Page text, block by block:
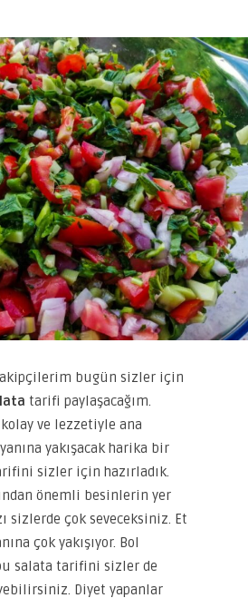
bugün sizler için
tarifi paylaşacağım.
kolay ve lezzetiyle ana
yakışacak harika bir
sizler için hazırladık.
önemli besinlerin yer
sizlerde çok seveceksiniz. Et
çok yakışıyor. Bol
salata tarifini sizler de
Diyet yapanlar